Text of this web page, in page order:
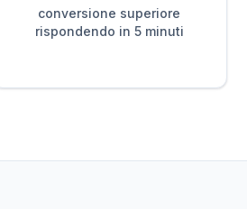
conversione superiore
rispondendo in 5 minuti